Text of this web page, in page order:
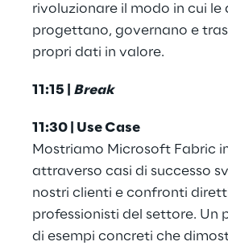
rivoluzionare il modo in cui le
progettano, governano e
propri dati in valore.
11:15 | Break
11:30 | Use Case
Mostriamo Microsoft Fabric
attraverso casi di successo
nostri clienti e confronti
professionisti del settore. Un
di esempi concreti che